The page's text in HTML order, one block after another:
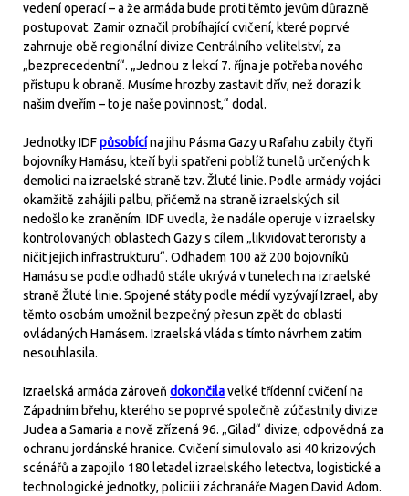
vedení operací – a že armáda bude proti těmto jevům důrazně
postupovat. Zamir označil probíhající cvičení, které poprvé
zahrnuje obě regionální divize Centrálního velitelství, za
„bezprecedentní“. „Jednou z lekcí 7. října je potřeba nového
přístupu k obraně. Musíme hrozby zastavit dřív, než dorazí k
našim dveřím – to je naše povinnost,“ dodal.
Jednotky IDFpůsobícína jihu Pásma Gazy u Rafahu zabily čtyři
bojovníky Hamásu, kteří byli spatřeni poblíž tunelů určených k
demolici na izraelské straně tzv. Žluté linie. Podle armády vojáci
okamžitě zahájili palbu, přičemž na straně izraelských sil
nedošlo ke zraněním. IDF uvedla, že nadále operuje v izraelsky
kontrolovaných oblastech Gazy s cílem „likvidovat teroristy a
ničit jejich infrastrukturu“. Odhadem 100 až 200 bojovníků
Hamásu se podle odhadů stále ukrývá v tunelech na izraelské
straně Žluté linie. Spojené státy podle médií vyzývají Izrael, aby
těmto osobám umožnil bezpečný přesun zpět do oblastí
ovládaných Hamásem. Izraelská vláda s tímto návrhem zatím
nesouhlasila.
Izraelská armáda zároveň dokončilavelké třídenní cvičení na
Západním břehu, kterého se poprvé společně zúčastnily divize
Judea a Samaria a nově zřízená 96. „Gilad“ divize, odpovědná za
ochranu jordánské hranice. Cvičení simulovalo asi 40 krizových
scénářů a zapojilo 180 letadel izraelského letectva, logistické a
technologické jednotky, policii i záchranáře Magen David Adom.